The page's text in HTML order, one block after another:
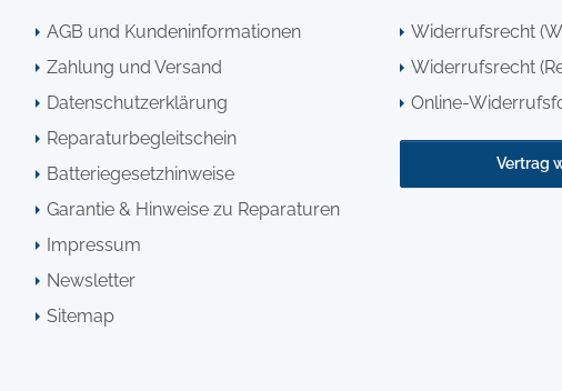
AGB und Kundeninformationen
Zahlung und Versand
Datenschutzerklärung
Reparaturbegleitschein
Batteriegesetzhinweise
Garantie & Hinweise zu Reparaturen
Impressum
Newsletter
Sitemap
Widerrufsrecht
Widerrufsrecht
Online-
Vertrag